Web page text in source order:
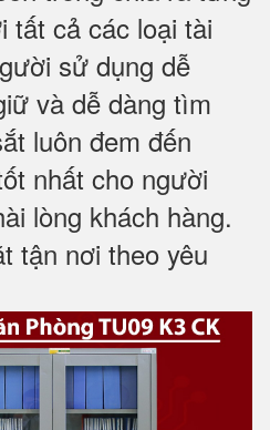
tất cả các loại tài
sử dụng dễ
và dễ dàng tìm
luôn đem đến
nhất cho người
lòng khách hàng.
tận nơi theo yêu